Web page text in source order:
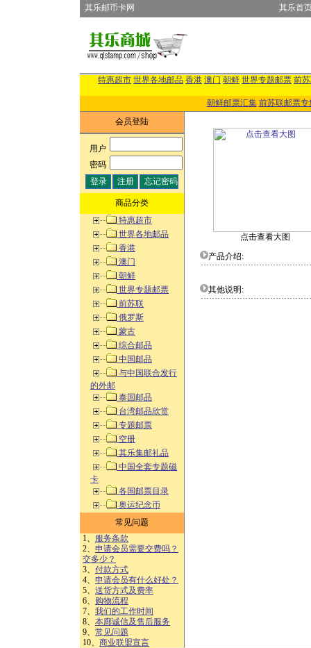
其乐邮币卡网 其乐首
特惠超市 世界各地邮品 香港 澳门 朝鲜 世界专题邮票 前
朝鲜邮票汇集 前苏联邮票专
会员登陆
用户:
密码:
商品分类
特惠超市
世界各地邮品
香港
澳门
朝鲜
世界专题邮票
前苏联
俄罗斯
蒙古
综合邮品
中国邮品
与中国联合发行
的外邮
泰国邮品
台湾邮品欣赏
专题邮票
空册
其乐集邮礼品
中国全套专题磁
卡
各国邮票目录
奥运纪念币
常见问题
1、 服务条款
2、 申请会员需要交费吗？
交多少？
3、 付款方式
4、 申请会员有什么好处？
5、 送货方式及费率
6、 购物流程
7、 我们的工作时间
8、 本廊诚信及售后服务
9、 常见问题
10、 商业联盟宣言
点击查看大图
产品介绍:
其他说明: